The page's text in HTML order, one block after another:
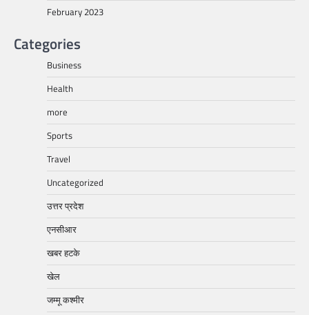
February 2023
Categories
Business
Health
more
Sports
Travel
Uncategorized
उत्तर प्रदेश
एनसीआर
खबर हटके
खेल
जम्मू कश्मीर